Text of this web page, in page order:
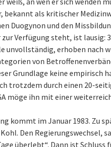
bekannt als kritischer
Duogynon und den
zur Verfügung steht, ist lausig:
unvollständig, erhoben nach
von
Grundlage keine empirisch
trotzdem durch einen 20-
möge ihn mit einer
kommt im Januar 1983. Zu
Den Regierungswechsel,
überlebt“. Dann ist Schluss